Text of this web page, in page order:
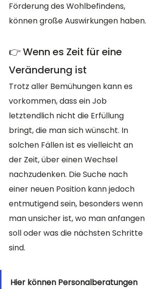
Förderung des Wohlbefindens,
können große Auswirkungen haben.
👉 Wenn es Zeit für eine
Veränderung ist
Trotz aller Bemühungen kann es
vorkommen, dass ein Job
letztendlich nicht die Erfüllung
bringt, die man sich wünscht. In
solchen Fällen ist es vielleicht an
der Zeit, über einen Wechsel
nachzudenken. Die Suche nach
einer neuen Position kann jedoch
entmutigend sein, besonders wenn
man unsicher ist, wo man anfangen
soll oder was die nächsten Schritte
sind.
Hier können Personalberatungen